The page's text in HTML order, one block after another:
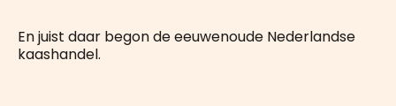
En juist daar begon de eeuwenoude Nederlandse
kaashandel.